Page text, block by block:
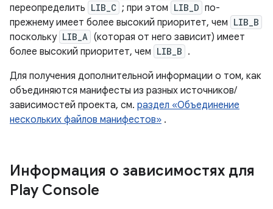
переопределить LIB_C ; при этом LIB_D по-
прежнему имеет более высокий приоритет, чем LIB_B
поскольку LIB_A (которая от него зависит) имеет
более высокий приоритет, чем LIB_B .
Для получения дополнительной информации о том, как
объединяются манифесты из разных источников/
зависимостей проекта, см. раздел «Объединение
нескольких файлов манифестов» .
Информация о зависимостях для
Play Console